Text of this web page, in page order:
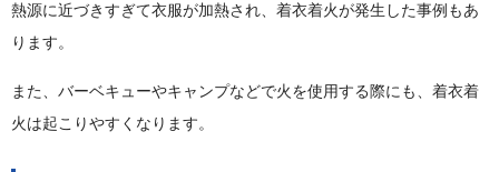
熱源に近づきすぎて衣服が加熱され、着衣着火が発生した事例もあ
ります。
また、バーベキューやキャンプなどで火を使用する際にも、着衣着
火は起こりやすくなります。